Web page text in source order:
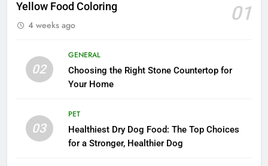
Yellow Food Coloring
01
4 weeks ago
02
GENERAL
Choosing the Right Stone Countertop for
Your Home
03
PET
Healthiest Dry Dog Food: The Top Choices
for a Stronger, Healthier Dog